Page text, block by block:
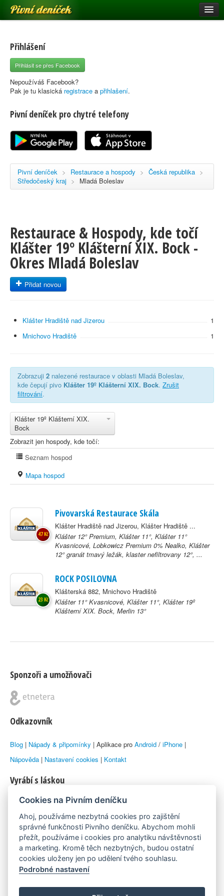
Pivní deníček
Pivní mapa
Pivní značky
Nápověda
Registrace
Přihlášení
Přihlásit se přes Facebook
Nepoužíváš Facebook?
Pak je tu klasická registrace a přihlašení.
Pivní deníček pro chytré telefony
Pivní deníček > Restaurace a hospody > Česká republika >
Středočeský kraj > Mladá Boleslav
Restaurace & Hospody, kde točí
Klášter 19º Klášterní XIX. Bock -
Okres Mladá Boleslav
Přidat novou
Klášter Hradiště nad Jizerou
1
Mnichovo Hradiště
1
Zobrazuji 2 nalezené restaurace v oblasti Mladá Boleslav,
kde čepují pivo Klášter 19º Klášterní XIX. Bock. Zrušit
filtrování.
Klášter 19º Klášterní XIX.
Bock
Zobrazit jen hospody, kde točí:
Seznam hospod
Mapa hospod
Pivovarská Restaurace Skála
Klášter Hradiště nad Jizerou, Klášter Hradiště ...
Klášter 12° Premium, Klášter 11°, Klášter 11°
Kvasnicové, Lobkowicz Premium 0% Nealko, Klášter
12° granát tmavý ležák, klaster nefiltrovany 12°, ...
47 Kč
ROCK POSILOVNA
Klášterská 882, Mnichovo Hradiště
Klášter 11° Kvasnicové, Klášter 11°, Klášter 19º
Klášterní XIX. Bock, Merlin 13°
23 Kč
Sponzoři a umožňovači
Odkazovník
Blog | Nápady & připomínky | Aplikace pro Android / iPhone |
Nápověda | Nastavení cookies | Kontakt
Vyrábí s láskou
© 2010–2026 byLukáš Zemanaka Emka
Máme rádi
Pivní.info
Poznámka pod čarou
Cookies na Pivním deníčku
Ahoj, používáme nezbytná cookies pro zajištění
správné funkčnosti Pivního deníčku. Abychom mohli
přežít, používáme i cookies pro analytiku návštěvnosti
a marketing. Kromě těch nezbytných, budou ostatní
cookies uloženy jen po udělení tvého souhlasu.
Podrobné nastavení